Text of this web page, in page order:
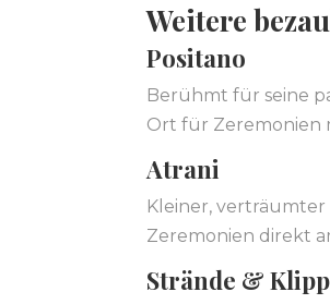
Weitere
Positano
Berühmt für seine
Ort für Zeremonien
Atrani
Kleiner,
Zeremonien direkt
Strände &